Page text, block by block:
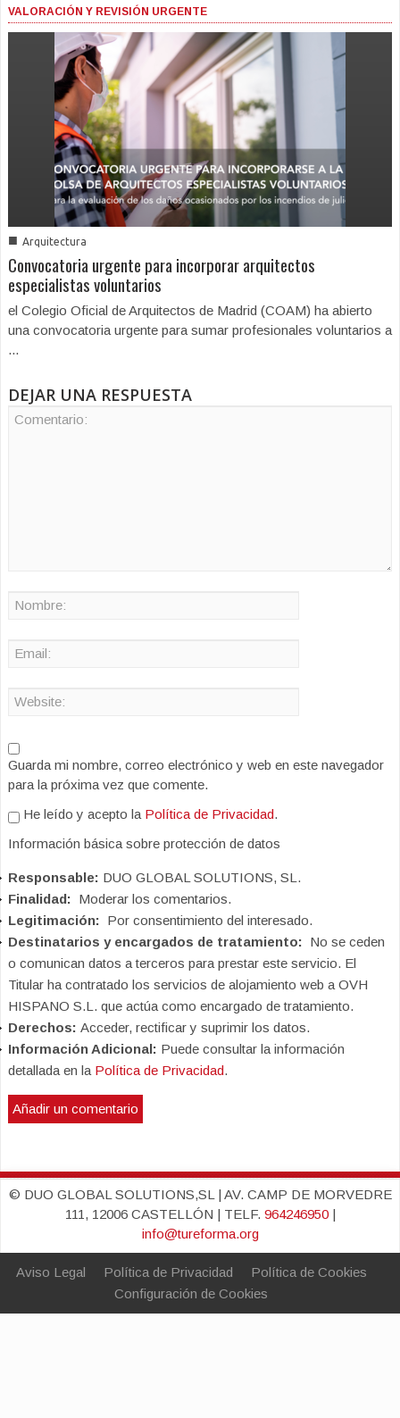
VALORACIÓN Y REVISIÓN URGENTE
■ Arquitectura
Convocatoria urgente para incorporar arquitectos
especialistas voluntarios
el Colegio Oficial de Arquitectos de Madrid (COAM) ha abierto
una convocatoria urgente para sumar profesionales voluntarios a
...
DEJAR UNA RESPUESTA
Guarda mi nombre, correo electrónico y web en este navegador
para la próxima vez que comente.
He leído y acepto la Política de Privacidad.
Información básica sobre protección de datos
Responsable: DUO GLOBAL SOLUTIONS, SL.
Finalidad: Moderar los comentarios.
Legitimación: Por consentimiento del interesado.
Destinatarios y encargados de tratamiento: No se ceden
o comunican datos a terceros para prestar este servicio. El
Titular ha contratado los servicios de alojamiento web a OVH
HISPANO S.L. que actúa como encargado de tratamiento.
Derechos: Acceder, rectificar y suprimir los datos.
Información Adicional: Puede consultar la información
detallada en la Política de Privacidad.
© DUO GLOBAL SOLUTIONS,SL | AV. CAMP DE MORVEDRE
111, 12006 CASTELLÓN | TELF. 964246950|
info@tureforma.org
Aviso Legal Política de Privacidad
Política de Cookies
Configuración de Cookies